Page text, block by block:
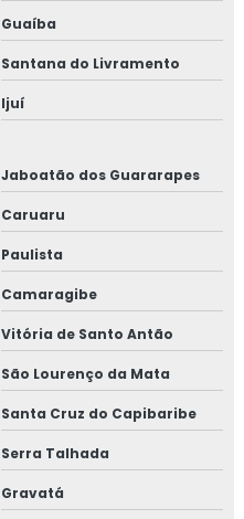
Guaíba
Santana do Livramento
Ijuí
Jaboatão dos Guararapes
Caruaru
Paulista
Camaragibe
Vitória de Santo Antão
São Lourenço da Mata
Santa Cruz do Capibaribe
Serra Talhada
Gravatá